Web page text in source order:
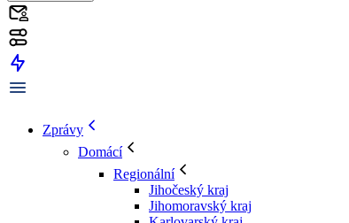
Zprávy
Domácí
Regionální
Jihočeský kraj
Jihomoravský kraj